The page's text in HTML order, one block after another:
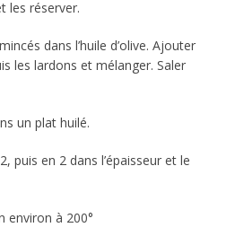
les réserver.
dans l’huile d’olive. Ajouter
les lardons et mélanger. Saler
un plat huilé.
puis en 2 dans l’épaisseur et le
environ à 200°